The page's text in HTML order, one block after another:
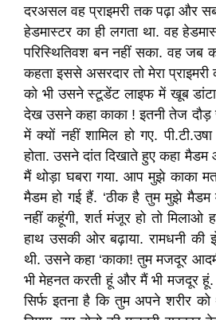
दरअसल वह प्राइमरी तक पढ़ा और
हेडमास्टर का ही लगता था. वह
परिस्थितिवश बन नहीं सका. वह जब
कहता इससे असरदार तो मेरा प्राइमरी
को भी उसने स्टूडेंट लाइफ में खूब
देख उसने कहा काका ! इतनी तेज दौड़
में क्यों नहीं शामिल हो गए.
होता. उसने दांत दिखाते हुए कहा
मैं थोड़ा घबरा गया. आप मुझे काका
मैडम हो गई हैं. ‘ठीक है तुम मुझे मैडम
नहीं कहूंगी, शर्त मंजूर हो तो मिलाओ
हाथ उसकी ओर बढ़ाया. रामधनी की
थी. उसने कहा ‘काका! तुम मजदूर
भी मेहनत करती हूं और मैं भी मजदूर हूं.
सिर्फ इतना है कि तुम अपने शरीर